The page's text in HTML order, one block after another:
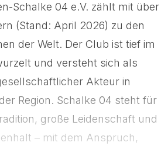
Schalke 04 e.V. zählt mit über
(Stand: April 2026) zu den
der Welt. Der Club ist tief im
und versteht sich als
Akteur in
Region. Schalke 04 steht für
große Leidenschaft und
– mit dem Anspruch,